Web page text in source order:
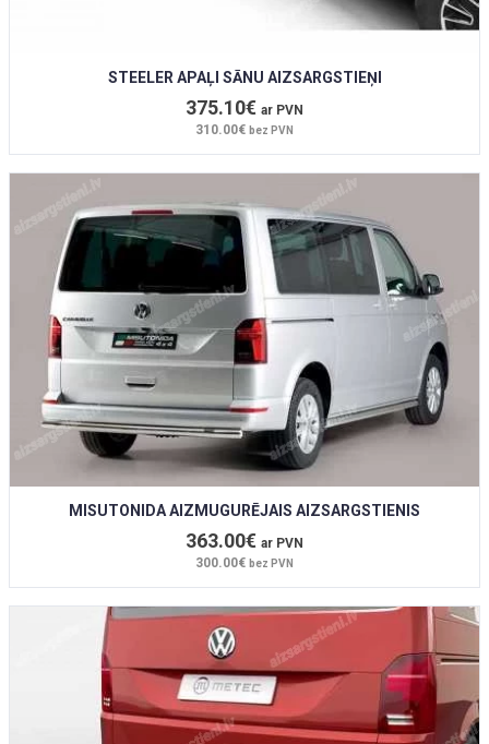
STEELER APAĻI SĀNU AIZSARGSTIEŅI
375.10€ ar PVN
310.00€ bez PVN
MISUTONIDA AIZMUGURĒJAIS AIZSARGSTIENIS
363.00€ ar PVN
300.00€ bez PVN